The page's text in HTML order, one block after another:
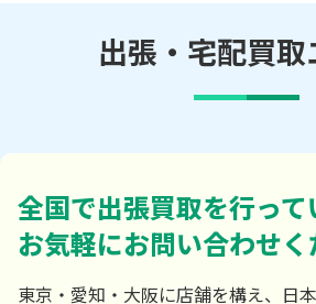
出張・宅配買取
全国で出張買取を行って
お気軽にお問い合わせ
東京・愛知・大阪に店舗を構え、日